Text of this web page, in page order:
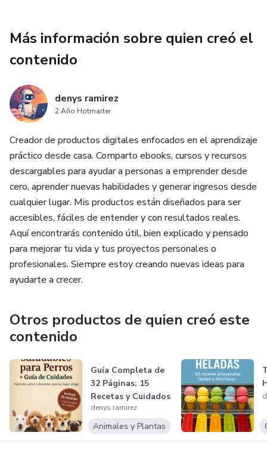
- Principiantes en repostería
- Personas que desean emprender desde casa
- Amantes de los postres que quieren mejorar sus técnicas
📲 Sígueme en TikTok para más ideas, recetas y
recomendaciones:
👉 @denyspostresartesanales
¡Descárgalo y empieza a crear desde hoy mismo!
Más información sobre quien creó el
contenido
denys ramirez
2 Año Hotmarter
Creador de productos digitales enfocados en el aprendizaje
práctico desde casa. Comparto ebooks, cursos y recursos
descargables para ayudar a personas a emprender desde
cero, aprender nuevas habilidades y generar ingresos desde
cualquier lugar. Mis productos están diseñados para ser
accesibles, fáciles de entender y con resultados reales.
Aquí encontrarás contenido útil, bien explicado y pensado
para mejorar tu vida y tus proyectos personales o
profesionales. Siempre estoy creando nuevas ideas para
ayudarte a crecer.
Otros productos de quien creó este
contenido
Guía Completa de
32 Páginas: 15
Recetas y Cuidados
Especiale...
denys ramirez
Animales y Plantas